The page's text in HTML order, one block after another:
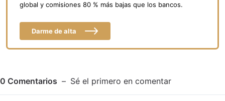
global y comisiones 80 % más bajas que los bancos.
Darme de alta
0 Comentarios Sé el primero en comentar